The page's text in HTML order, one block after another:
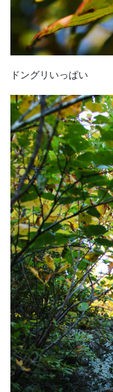
ドングリいっぱい